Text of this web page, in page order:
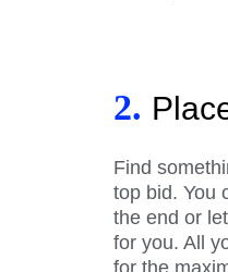
2.
Find
top bid. You
the end or
for you. All
for the